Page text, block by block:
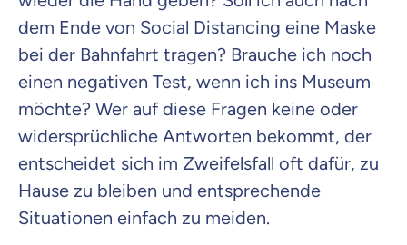
dem Ende von Social Distancing eine Maske
bei der Bahnfahrt tragen? Brauche ich noch
einen negativen Test, wenn ich ins Museum
möchte? Wer auf diese Fragen keine oder
widersprüchliche Antworten bekommt, der
entscheidet sich im Zweifelsfall oft dafür, zu
Hause zu bleiben und entsprechende
Situationen einfach zu meiden.